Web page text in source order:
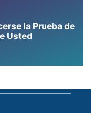
la Prueba de
Usted